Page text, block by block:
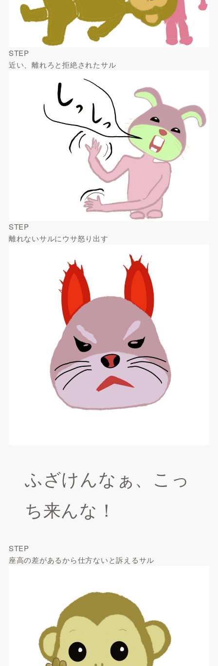
STEP
近い、離れろと拒絶されたサル
STEP
離れないサルにウサ怒り出す
ふざけんなぁ、こっ
ち来んな！
STEP
座高の差があるから仕方ないと訴えるサル